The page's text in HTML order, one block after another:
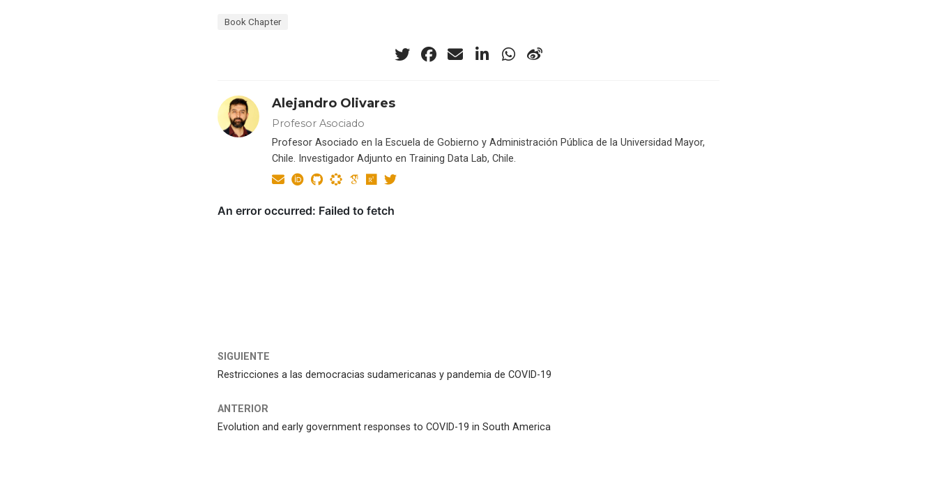
Book Chapter
Alejandro Olivares
Profesor Asociado
Profesor Asociado en la Escuela de Gobierno y Administración Pública de la Universidad Mayor,
Chile. Investigador Adjunto en Training Data Lab, Chile.
SIGUIENTE
Restricciones a las democracias sudamericanas y pandemia de COVID-19
ANTERIOR
Evolution and early government responses to COVID-19 in South America